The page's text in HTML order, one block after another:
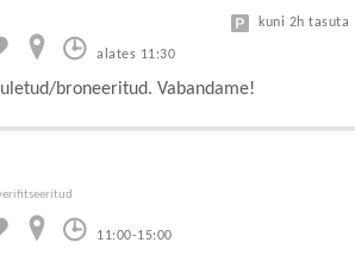
alates 11:30
kuni 2h tasuta
broneeritud. Vabandame!
11:00-15:00